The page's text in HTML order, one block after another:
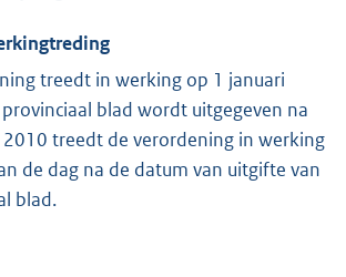
treedt in werking op 1 januari
blad wordt uitgegeven na
treedt de verordening in werking
de dag na de datum van uitgifte van
blad.